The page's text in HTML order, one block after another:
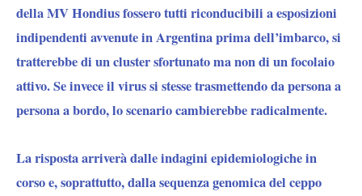
della MV Hondius fossero tutti riconducibili a esposizioni
indipendenti avvenute in Argentina prima dell’imbarco, si
tratterebbe di un cluster sfortunato ma non di un focolaio
attivo. Se invece il virus si stesse trasmettendo da persona a
persona a bordo, lo scenario cambierebbe radicalmente.
La risposta arriverà dalle indagini epidemiologiche in
corso e, soprattutto, dalla sequenza genomica del ceppo